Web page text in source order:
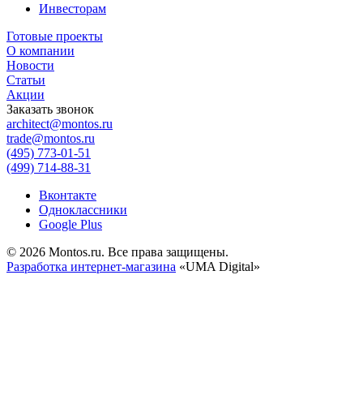
Инвесторам
Готовые проекты
О компании
Новости
Статьи
Акции
Заказать звонок
architect@montos.ru
trade@montos.ru
(495) 773-01-51
(499) 714-88-31
Вконтакте
Одноклассники
Google Plus
© 2026 Montos.ru. Все права защищены.
Разработка интернет-магазина «UMA Digital»